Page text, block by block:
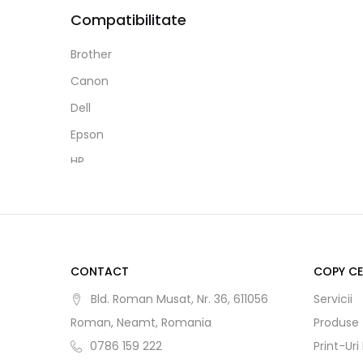
Kodak
LG
Maxell
Memories-Precious
80
100
160
200
Compatibilitate
Brother
Canon
Dell
Epson
HP
Minolta
Philips
Ricoh
Samsung
Xerox
CONTACT
Bld. Roman Musat, Nr. 36, 611056
Roman, Neamt, Romania
0786 159 222
COPY
Servicii
Produse
Print-Uri